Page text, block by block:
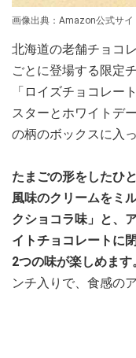
画像出典：Amazon公式サ
北海道の老舗チョコ
ごとに登場する限定
「ロイズチョコレー
スターとホワイトデ
の柄のボックスに入
たまごの形をしたひ
風味のクリームをミ
クショコラ味」と、
イトチョコレートに
2つの味が楽しめます
ンチ入りで、食感の